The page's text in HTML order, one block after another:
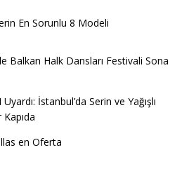
En Sorunlu 8 Modeli
Balkan Halk Dansları Festivali Sona
İstanbul’da Serin ve Yağışlı
en Oferta